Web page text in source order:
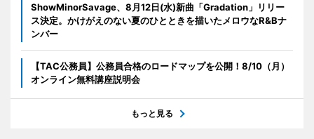
ShowMinorSavage、8月12日(水)新曲「Gradation」リリー
ス決定。かけがえのない夏のひとときを描いたメロウなR&Bナ
ンバー
【TAC公務員】公務員合格のロードマップを公開！8/10（月）
オンライン無料講座説明会
もっと見る